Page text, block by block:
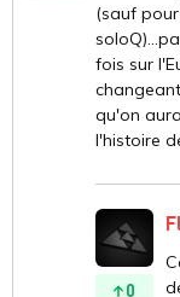
(sauf
fois sur
qu'on
l'histoire
0